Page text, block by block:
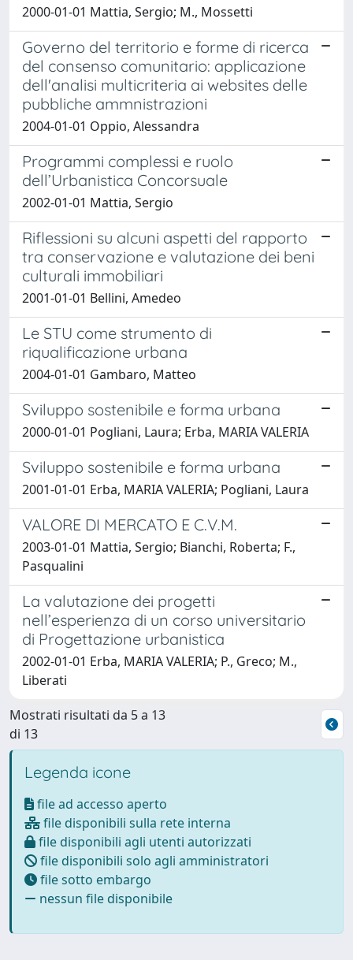
2000-01-01 Mattia, Sergio; M., Mossetti
Governo del territorio e forme di ricerca
del consenso comunitario: applicazione
dell'analisi multicriteria ai websites delle
pubbliche ammnistrazioni
2004-01-01 Oppio, Alessandra
Programmi complessi e ruolo
dell’Urbanistica Concorsuale
2002-01-01 Mattia, Sergio
Riflessioni su alcuni aspetti del rapporto
tra conservazione e valutazione dei beni
culturali immobiliari
2001-01-01 Bellini, Amedeo
Le STU come strumento di
riqualificazione urbana
2004-01-01 Gambaro, Matteo
Sviluppo sostenibile e forma urbana
2000-01-01 Pogliani, Laura; Erba, MARIA VALERIA
Sviluppo sostenibile e forma urbana
2001-01-01 Erba, MARIA VALERIA; Pogliani, Laura
VALORE DI MERCATO E C.V.M.
2003-01-01 Mattia, Sergio; Bianchi, Roberta; F.,
Pasqualini
La valutazione dei progetti
nell’esperienza di un corso universitario
di Progettazione urbanistica
2002-01-01 Erba, MARIA VALERIA; P., Greco; M.,
Liberati
Mostrati risultati da 5 a 13
di 13
Legenda icone
file ad accesso aperto
file disponibili sulla rete interna
file disponibili agli utenti autorizzati
file disponibili solo agli amministratori
file sotto embargo
nessun file disponibile